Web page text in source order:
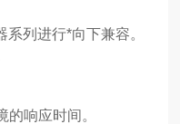
列进行*向下兼容。
响应时间。